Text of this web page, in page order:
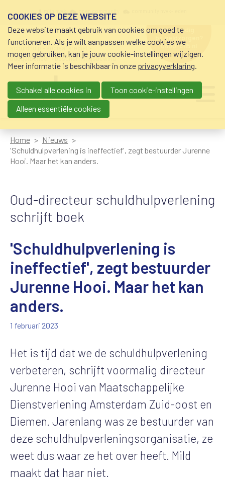
schuldhulp • sociaal krediet •
budgetbeheer • beschermingsbewind
hulp nodig
bij geldzorgen?
0800-8115.nl
Main navigation
Home
Nieuws
'Schuldhulpverlening is ineffectief', zegt bestuurder Jurenne
Hooi. Maar het kan anders.
Oud-directeur schuldhulpverlening
schrijft boek
'Schuldhulpverlening is
ineffectief', zegt bestuurder
Jurenne Hooi. Maar het kan
anders.
1 februari 2023
Het is tijd dat we de schuldhulpverlening
verbeteren, schrijft voormalig directeur
Jurenne Hooi van Maatschappelijke
Dienstverlening Amsterdam Zuid-oost en
Diemen. Jarenlang was ze bestuurder van
deze schuldhulpverleningsorganisatie, ze
weet dus waar ze het over heeft. Mild
maakt dat haar niet.
COOKIES OP DEZE WEBSITE
Deze website maakt gebruik van cookies om goed te
functioneren. Als je wilt aanpassen welke cookies we
mogen gebruiken, kan je jouw cookie-instellingen wijzigen.
Meer informatie is beschikbaar in onze privacyverklaring.
Schakel alle cookies in
Toon cookie-instellingen
Alleen essentiële cookies